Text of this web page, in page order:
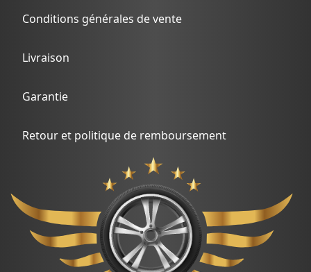
Conditions générales de vente
Livraison
Garantie
Retour et politique de remboursement